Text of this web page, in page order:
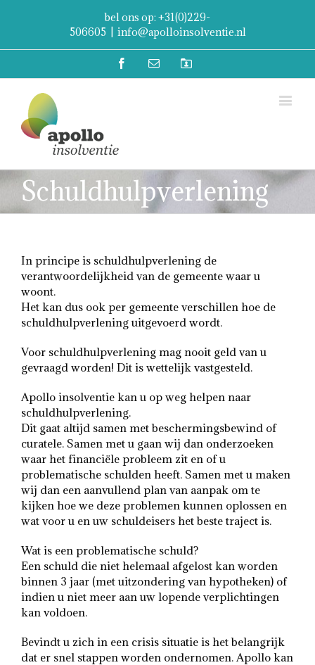
bel ons op: +31(0)229-
506605
info@apolloinsolventie.nl
FacebookEmailMijn
Schuldhulpverlening
In principe is schuldhulpverlening de
verantwoordelijkheid van de gemeente waar u
woont.
Het kan dus ook per gemeente verschillen hoe de
schuldhulpverlening uitgevoerd wordt.
Voor schuldhulpverlening mag nooit geld van u
gevraagd worden! Dit is wettelijk vastgesteld.
Apollo insolventie kan u op weg helpen naar
schuldhulpverlening.
Dit gaat altijd samen met beschermingsbewind of
curatele. Samen met u gaan wij dan onderzoeken
waar het financiële probleem zit en of u
problematische schulden heeft. Samen met u maken
wij dan een aanvullend plan van aanpak om te
kijken hoe we deze problemen kunnen oplossen en
wat voor u en uw schuldeisers het beste traject is.
Wat is een problematische schuld?
Een schuld die niet helemaal afgelost kan worden
binnen 3 jaar (met uitzondering van hypotheken) of
indien u niet meer aan uw lopende verplichtingen
kan voldoen.
Bevindt u zich in een crisis situatie is het belangrijk
dat er snel stappen worden ondernomen. Apollo kan